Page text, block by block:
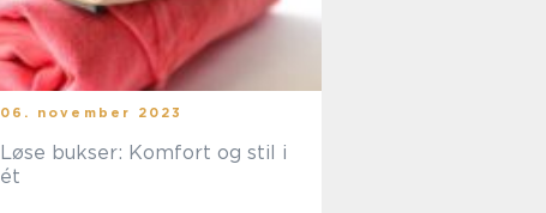
06. november 2023
Løse bukser: Komfort og stil i
ét